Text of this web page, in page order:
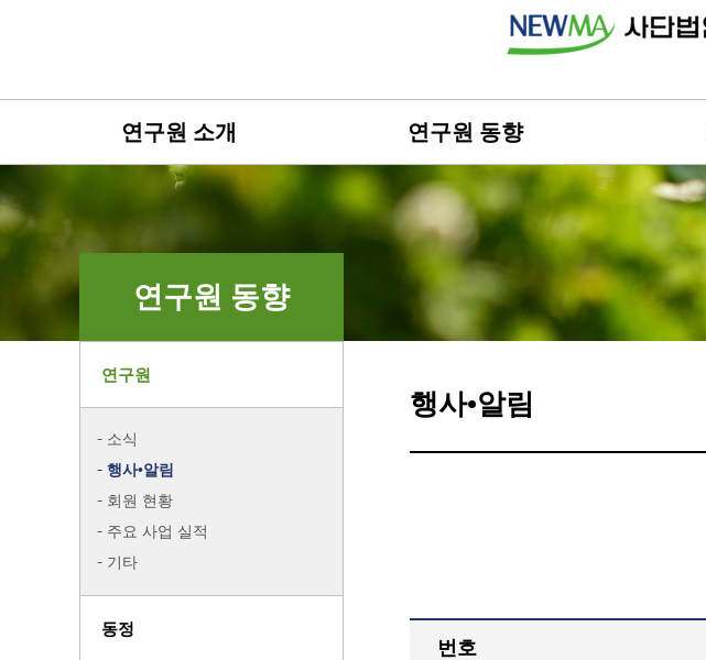
연구원 소개 연구원 동향
연구원 동향
연구원
소식
행사•알림
회원 현황
주요 사업 실적
기타
동정
행사•알림
번호